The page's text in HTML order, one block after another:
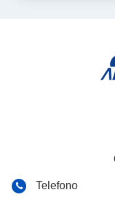
Telefono